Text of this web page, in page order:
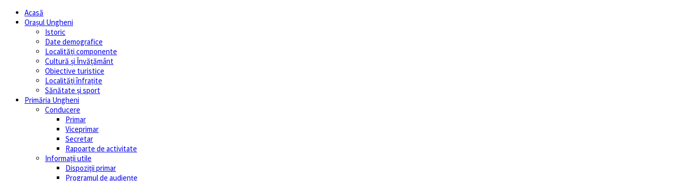
Acasă
Orașul Ungheni
Istoric
Date demografice
Localități componente
Cultură și Învăţământ
Obiective turistice
Localități înfrațite
Sănătate și sport
Primăria Ungheni
Conducere
Primar
Viceprimar
Secretar
Rapoarte de activitate
Informații utile
Dispoziții primar
Programul de audiențe